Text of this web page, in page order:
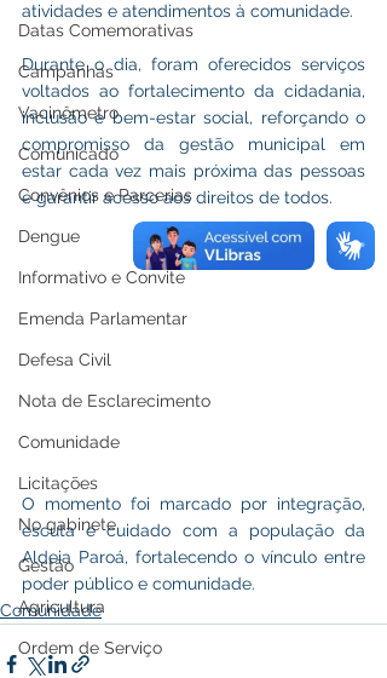
Datas Comemorativas
Campanhas
Vacinômetro
Comunicado
Convênios e Parcerias
Dengue
Informativo e Convite
Emenda Parlamentar
Defesa Civil
Nota de Esclarecimento
Comunidade
Licitações
No gabinete
Gestão
Agricultura
Ordem de Serviço
atividades e atendimentos à comunidade.
Durante o dia, foram oferecidos serviços
voltados ao fortalecimento da cidadania,
inclusão e bem-estar social, reforçando o
compromisso da gestão municipal em
estar cada vez mais próxima das pessoas
e garantir acesso aos direitos de todos.
O momento foi marcado por integração,
escuta e cuidado com a população da
Aldeia Paroá, fortalecendo o vínculo entre
poder público e comunidade.
Comunidade